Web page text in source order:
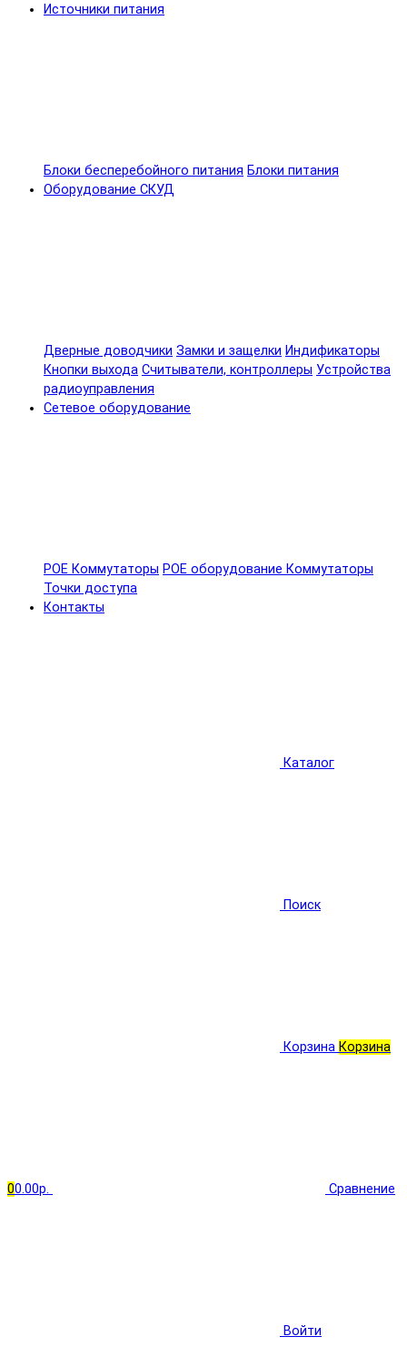
Источники питания
Блоки бесперебойного питания Блоки питания
Оборудование СКУД
Дверные доводчики Замки и защелки Индификаторы
Кнопки выхода Считыватели, контроллеры Устройства
радиоуправления
Сетевое оборудование
POE Коммутаторы POE оборудование Коммутаторы
Точки доступа
Контакты
Каталог
Поиск
Корзина Корзина
00.00р. Сравнение
Войти